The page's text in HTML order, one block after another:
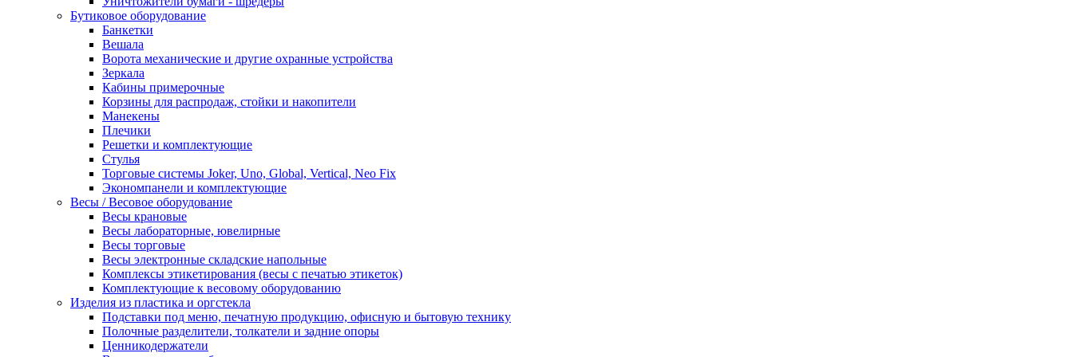
Бутиковое оборудование
Банкетки
Вешала
Ворота механические и другие охранные устройства
Зеркала
Кабины примерочные
Корзины для распродаж, стойки и накопители
Манекены
Плечики
Решетки и комплектующие
Стулья
Торговые системы Joker, Uno, Global, Vertical, Neo Fix
Экономпанели и комплектующие
Весы / Весовое оборудование
Весы крановые
Весы лабораторные, ювелирные
Весы торговые
Весы электронные складские напольные
Комплексы этикетирования (весы с печатью этикеток)
Комплектующие к весовому оборудованию
Изделия из пластика и оргстекла
Подставки под меню, печатную продукцию, офисную и бытовую технику
Полочные разделители, толкатели и задние опоры
Ценникодержатели